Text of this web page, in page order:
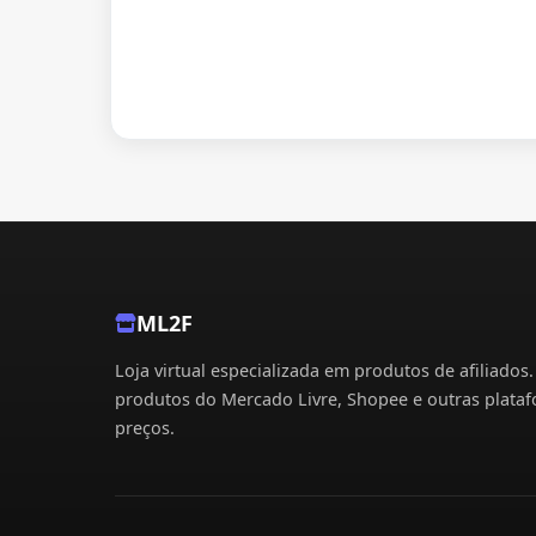
ML2F
Loja virtual especializada em produtos de
produtos do Mercado Livre, Shopee e outras
preços.